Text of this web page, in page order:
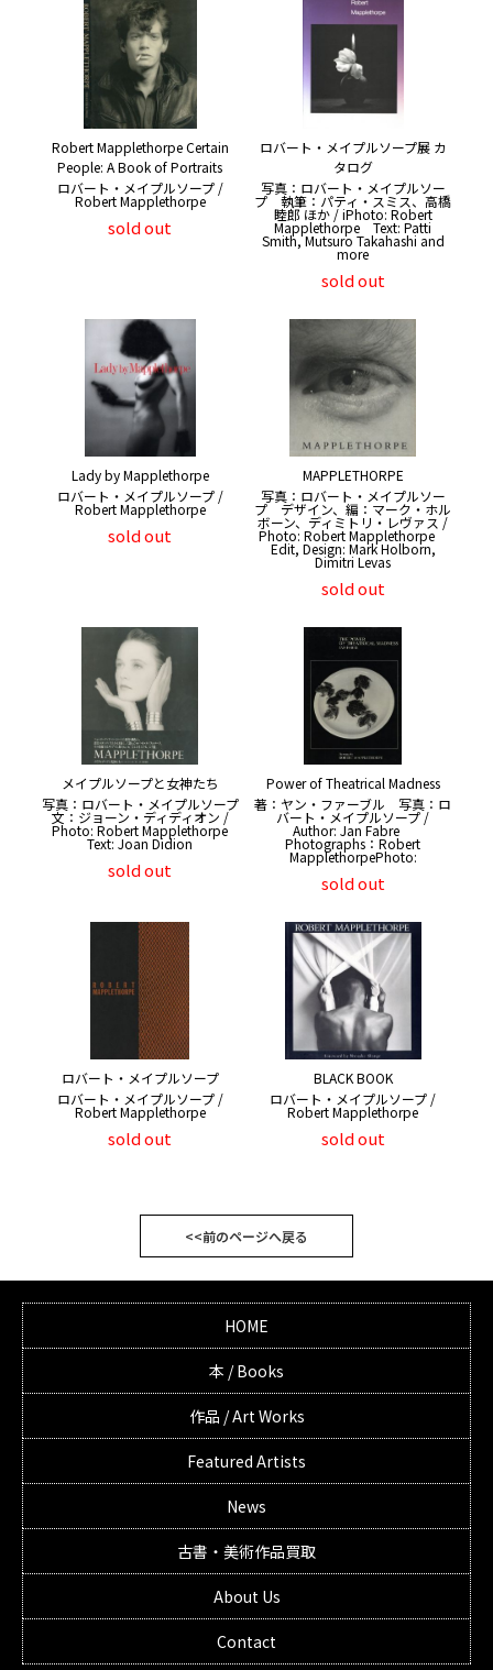
Robert Mapplethorpe Certain
People: A Book of Portraits
ロバート・メイプルソープ /
Robert Mapplethorpe
sold out
ロバート・メイプルソープ展 カ
タログ
写真：ロバート・メイプルソー
プ 執筆：パティ・スミス、高橋
睦郎 ほか / iPhoto: Robert
Mapplethorpe Text: Patti
Smith, Mutsuro Takahashi and
more
sold out
Lady by Mapplethorpe
ロバート・メイプルソープ /
Robert Mapplethorpe
sold out
MAPPLETHORPE
写真：ロバート・メイプルソー
プ デザイン、編：マーク・ホル
ボーン、ディミトリ・レヴァス /
Photo: Robert Mapplethorpe
Edit, Design: Mark Holborn,
Dimitri Levas
sold out
メイプルソープと女神たち
写真：ロバート・メイプルソープ
文：ジョーン・ディディオン /
Photo: Robert Mapplethorpe
Text: Joan Didion
sold out
Power of Theatrical Madness
著：ヤン・ファーブル 写真：ロ
バート・メイプルソープ /
Author: Jan Fabre
Photographs：Robert
MapplethorpePhoto:
sold out
ロバート・メイプルソープ
ロバート・メイプルソープ /
Robert Mapplethorpe
sold out
BLACK BOOK
ロバート・メイプルソープ /
Robert Mapplethorpe
sold out
<<前のページへ戻る
HOME
本 / Books
作品 / Art Works
Featured Artists
News
古書・美術作品買取
About Us
Contact